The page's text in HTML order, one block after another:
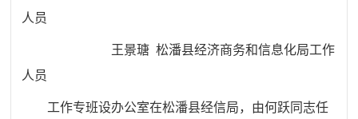
人员
王景瑭 松潘县经济商务和信息化局工作
人员
工作专班设办公室在松潘县经信局，由何跃同志任